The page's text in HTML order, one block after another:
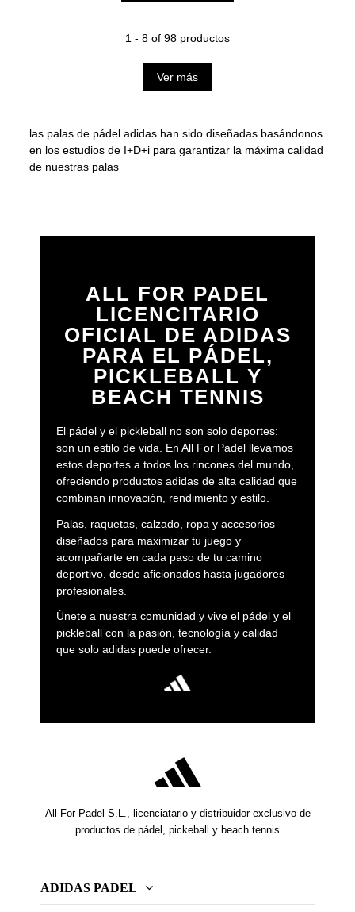
1 - 8 of 98 productos
Ver más
las palas de pádel adidas han sido diseñadas basándonos
en los estudios de I+D+i para garantizar la máxima calidad
de nuestras palas
ALL FOR PADEL
LICENCITARIO
OFICIAL DE ADIDAS
PARA EL PÁDEL,
PICKLEBALL Y
BEACH TENNIS
El pádel y el pickleball no son solo deportes:
son un estilo de vida. En All For Padel llevamos
estos deportes a todos los rincones del mundo,
ofreciendo productos adidas de alta calidad que
combinan innovación, rendimiento y estilo.
Palas, raquetas, calzado, ropa y accesorios
diseñados para maximizar tu juego y
acompañarte en cada paso de tu camino
deportivo, desde aficionados hasta jugadores
profesionales.
Únete a nuestra comunidad y vive el pádel y el
pickleball con la pasión, tecnología y calidad
que solo adidas puede ofrecer.
All For Padel S.L., licenciatario y distribuidor exclusivo de
productos de pádel, pickeball y beach tennis
ADIDAS PADEL